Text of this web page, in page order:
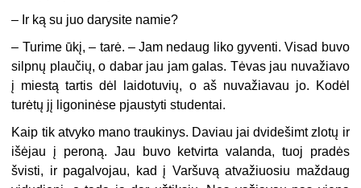
– Ir ką su juo darysite namie?
– Turime ūkį, – tarė. – Jam nedaug liko gyventi. Visad buvo
silpnų plaučių, o dabar jau jam galas. Tėvas jau nuvažiavo
į miestą tartis dėl laidotuvių, o aš nuvažiavau jo. Kodėl
turėtų jį ligoninėse pjaustyti studentai.
Kaip tik atvyko mano traukinys. Daviau jai dvidešimt zlotų ir
išėjau į peroną. Jau buvo ketvirta valanda, tuoj pradės
švisti, ir pagalvojau, kad į Varšuvą atvažiuosiu maždaug